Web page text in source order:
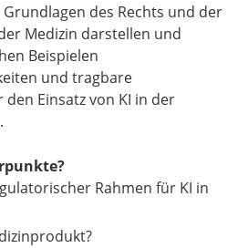
des Rechts und der
Medizin darstellen und
Beispielen
und tragbare
Einsatz von KI in der
Rahmen für KI in